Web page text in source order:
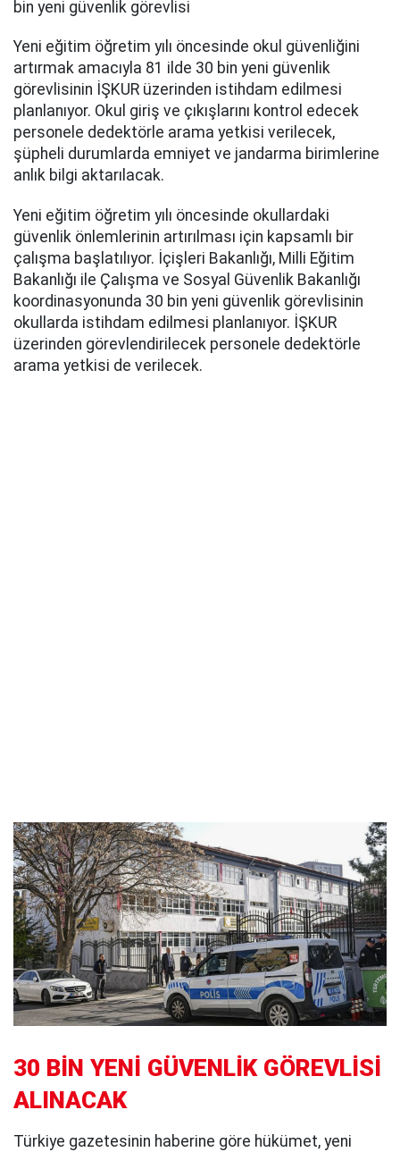
bin yeni güvenlik görevlisi
Yeni eğitim öğretim yılı öncesinde okul güvenliğini
artırmak amacıyla 81 ilde 30 bin yeni güvenlik
görevlisinin İŞKUR üzerinden istihdam edilmesi
planlanıyor. Okul giriş ve çıkışlarını kontrol edecek
personele dedektörle arama yetkisi verilecek,
şüpheli durumlarda emniyet ve jandarma birimlerine
anlık bilgi aktarılacak.
Yeni eğitim öğretim yılı öncesinde okullardaki
güvenlik önlemlerinin artırılması için kapsamlı bir
çalışma başlatılıyor. İçişleri Bakanlığı, Milli Eğitim
Bakanlığı ile Çalışma ve Sosyal Güvenlik Bakanlığı
koordinasyonunda 30 bin yeni güvenlik görevlisinin
okullarda istihdam edilmesi planlanıyor. İŞKUR
üzerinden görevlendirilecek personele dedektörle
arama yetkisi de verilecek.
30 BİN YENİ GÜVENLİK GÖREVLİSİ
ALINACAK
Türkiye gazetesinin haberine göre hükümet, yeni